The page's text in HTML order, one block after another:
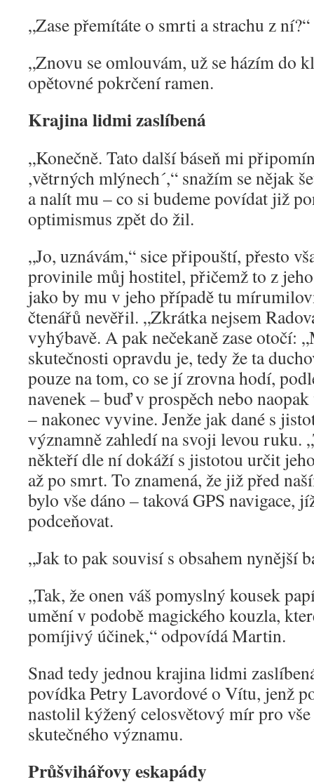
„Zase přemítáte o smrti a strachu z ní?“
„Znovu se omlouvám, už se házím do
opětovné pokrčení ramen.
Krajina lidmi zaslíbená
„Konečně. Tato další báseň mi
,větrných mlýnech´,“ snažím se nějak
a nalít mu – co si budeme povídat již
optimismus zpět do žil.
„Jo, uznávám,“ sice připouští, přesto
provinile můj hostitel, přičemž to z
jako by mu v jeho případě tu
čtenářů nevěřil. „Zkrátka nejsem
vyhýbavě. A pak nečekaně zase otočí:
skutečnosti opravdu je, tedy že ta
pouze na tom, co se jí zrovna hodí,
navenek – buď v prospěch nebo
– nakonec vyvine. Jenže jak dané s
významně zahledí na svoji levou ruku.
někteří dle ní dokáží s jistotou určit
až po smrt. To znamená, že již před
bylo vše dáno – taková GPS navigace,
podceňovat.
„Jak to pak souvisí s obsahem nynější
„Tak, že onen váš pomyslný kousek
umění v podobě magického kouzla,
pomíjivý účinek,“ odpovídá Martin.
Snad tedy jednou krajina lidmi
povídka Petry Lavordové o Vítu, jenž
nastolil kýžený celosvětový mír pro
skutečného významu.
Průšvihářovy eskapády